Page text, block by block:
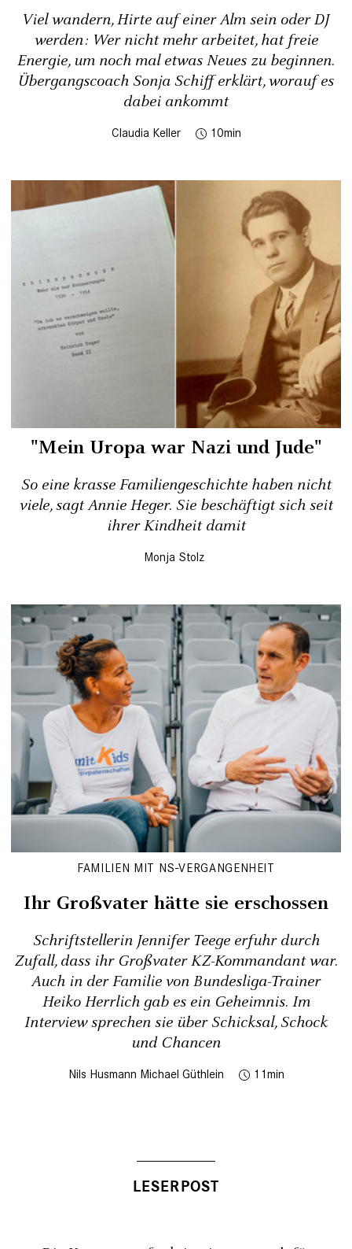
Viel wandern, Hirte auf einer Alm sein oder DJ
werden: Wer nicht mehr arbeitet, hat freie
Energie, um noch mal etwas Neues zu beginnen.
Übergangscoach Sonja Schiff erklärt, worauf es
dabei ankommt
Claudia Keller 10
"Mein Uropa war Nazi und Jude"
So eine krasse Familiengeschichte haben nicht
viele, sagt Annie Heger. Sie beschäftigt sich seit
ihrer Kindheit damit
Monja Stolz
FAMILIEN MIT NS-VERGANGENHEIT
Ihr Großvater hätte sie erschossen
Schriftstellerin Jennifer Teege erfuhr durch
Zufall, dass ihr Großvater KZ-Kommandant war.
Auch in der Familie von Bundesliga-Trainer
Heiko Herrlich gab es ein Geheimnis. Im
Interview sprechen sie über Schicksal, Schock
und Chancen
Nils Husmann Michael Güthlein 11